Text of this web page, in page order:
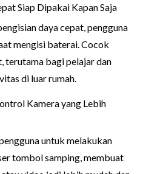
Siap Dipakai Kapan Saja
daya cepat, pengguna
mengisi baterai. Cocok
terutama bagi pelajar dan
di luar rumah.
Kamera yang Lebih
untuk melakukan
tombol samping, membuat